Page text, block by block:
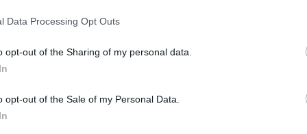
Data Processing Opt Outs
opt-out of the Sharing of my personal data.
opt-out of the Sale of my Personal Data.
ένα δυναμικό διεθνές σημείο συνάντησης
τέχνες, το SYSTEMA προάγει
με θέατρα, φεστιβάλ, δίκτυα και κοινά
παραγωγές από την ανεξάρτητη
και της Θεσσαλονίκης, ενώ πιστό σ’ ένα